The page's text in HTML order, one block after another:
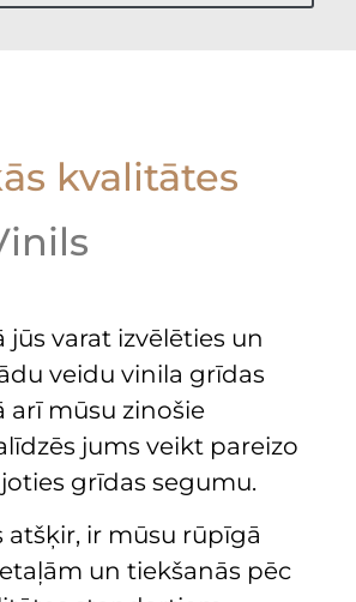
kvalitātes
jūs varat izvēlēties un
veidu vinila grīdas
arī mūsu zinošie
jums veikt pareizo
grīdas segumu.
atšķir, ir mūsu rūpīgā
un tiekšanās pēc